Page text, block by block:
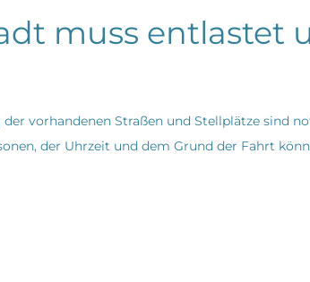
muss entlastet
vorhandenen Straßen und Stellplätze sind
der Uhrzeit und dem Grund der Fahrt